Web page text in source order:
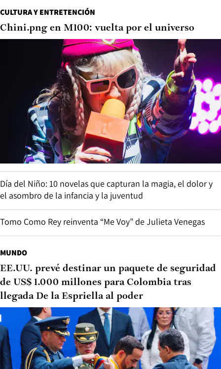
CULTURA Y ENTRETENCIÓN
Chini.png en M100: vuelta por el universo
Día del Niño: 10 novelas que capturan la magia, el dolor y
el asombro de la infancia y la juventud
Tomo Como Rey reinventa “Me Voy” de Julieta Venegas
MUNDO
EE.UU. prevé destinar un paquete de seguridad
de US$ 1.000 millones para Colombia tras
llegada De la Espriella al poder